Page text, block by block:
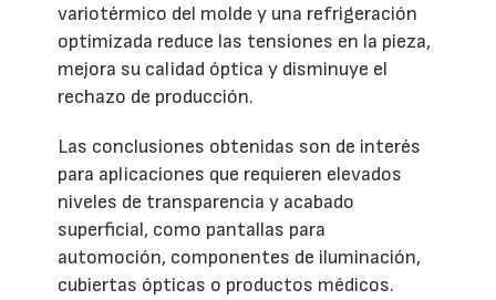
variotérmico del molde y una refrigeración
optimizada reduce las tensiones en la pieza,
mejora su calidad óptica y disminuye el
rechazo de producción.
Las conclusiones obtenidas son de interés
para aplicaciones que requieren elevados
niveles de transparencia y acabado
superficial, como pantallas para
automoción, componentes de iluminación,
cubiertas ópticas o productos médicos.